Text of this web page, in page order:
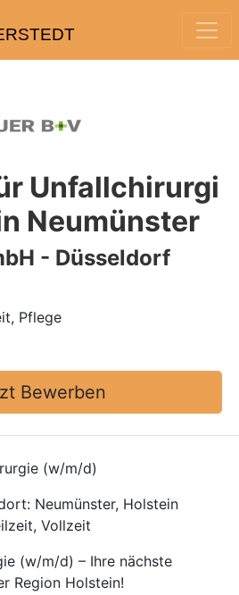
Unfallchirurgi
Neumünster
- Düsseldorf
Pflege
Bewerben
(w/m/d)
Neumünster, Holstein
Vollzeit
(w/m/d) – Ihre nächste
Region Holstein!